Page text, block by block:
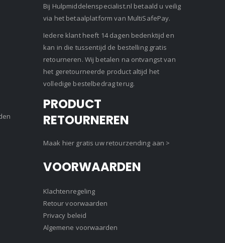
Bij Hulpmiddelenspecialist.nl betaald u veilig
via het betaalplatform van MultiSafePay.
Iedere klant heeft 14 dagen bedenktijd en
kan in die tussentijd de bestelling gratis
retourneren. Wij betalen na ontvangst van
het geretourneerde product altijd het
volledige bestelbedrag terug.
PRODUCT
RETOURNEREN
Maak hier gratis uw retourzending aan >
VOORWAARDEN
Klachtenregeling
Retour voorwaarden
Privacy beleid
Algemene voorwaarden